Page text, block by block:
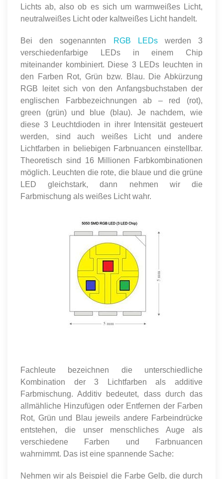
Lichts ab, also ob es sich um warmweißes Licht,
neutralweißes Licht oder kaltweißes Licht handelt.
Bei den sogenannten RGB LEDswerden 3
verschiedenfarbige LEDs in einem Chip
miteinander kombiniert. Diese 3 LEDs leuchten in
den Farben Rot, Grün bzw. Blau. Die Abkürzung
RGB leitet sich von den Anfangsbuchstaben der
englischen Farbbezeichnungen ab – red (rot),
green (grün) und blue (blau). Je nachdem, wie
diese 3 Leuchtdioden in ihrer Intensität gesteuert
werden, sind auch weißes Licht und andere
Lichtfarben in beliebigen Farbnuancen einstellbar.
Theoretisch sind 16 Millionen Farbkombinationen
möglich. Leuchten die rote, die blaue und die grüne
LED gleichstark, dann nehmen wir die
Farbmischung als weißes Licht wahr.
Fachleute bezeichnen die unterschiedliche
Kombination der 3 Lichtfarben als additive
Farbmischung. Additiv bedeutet, dass durch das
allmähliche Hinzufügen oder Entfernen der Farben
Rot, Grün und Blau jeweils andere Farbeindrücke
entstehen, die unser menschliches Auge als
verschiedene Farben und Farbnuancen
wahrnimmt. Das ist eine spannende Sache:
Nehmen wir als Beispiel die Farbe Gelb, die durch